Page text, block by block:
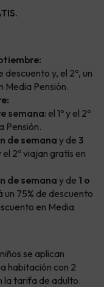
.
descuento y, el 2º, un
Media Pensión.
semana: el 1º y el 2º
Pensión.
de semana y de 3
el 2º viajan gratis en
de semana y de 1 o
un 75% de descuento
en Media
se aplican
habitación con 2
la tarifa de adulto.